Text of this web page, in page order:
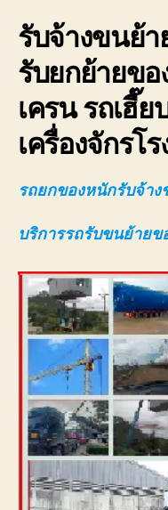
รับจ้างขนย้
รับยกย้ายข
เครน รถเฮี๊
เครื่องจักรโ
รถยกของหนักรับจ้า
บริการรถรับขนย้าย